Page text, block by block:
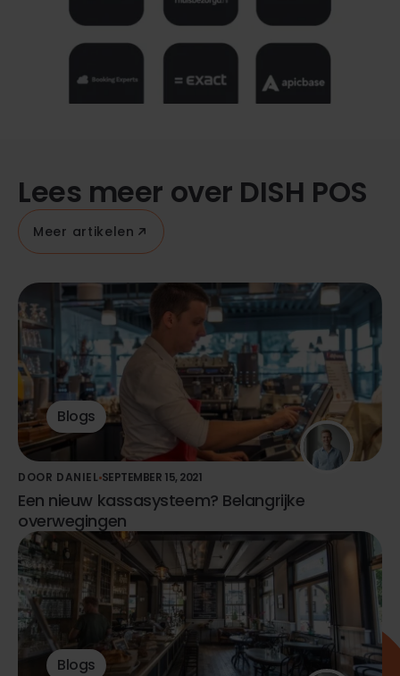
Lees meer over DISH POS
Meer artikelen
Blogs
DOOR DANIEL SEPTEMBER 15, 2021
Een nieuw kassasysteem? Belangrijke
overwegingen
Blogs